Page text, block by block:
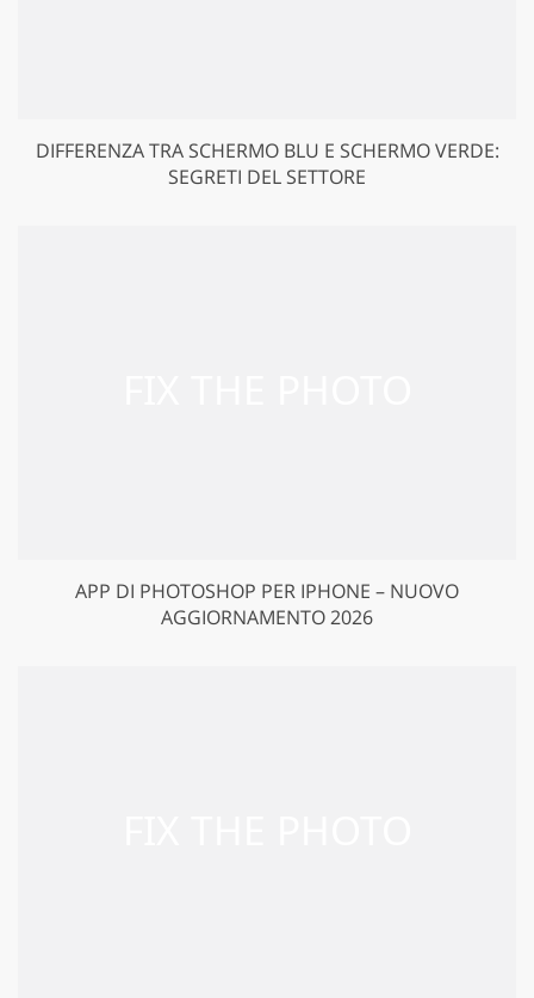
DIFFERENZA TRA SCHERMO BLU E SCHERMO VERDE:
SEGRETI DEL SETTORE
APP DI PHOTOSHOP PER IPHONE – NUOVO
AGGIORNAMENTO 2026